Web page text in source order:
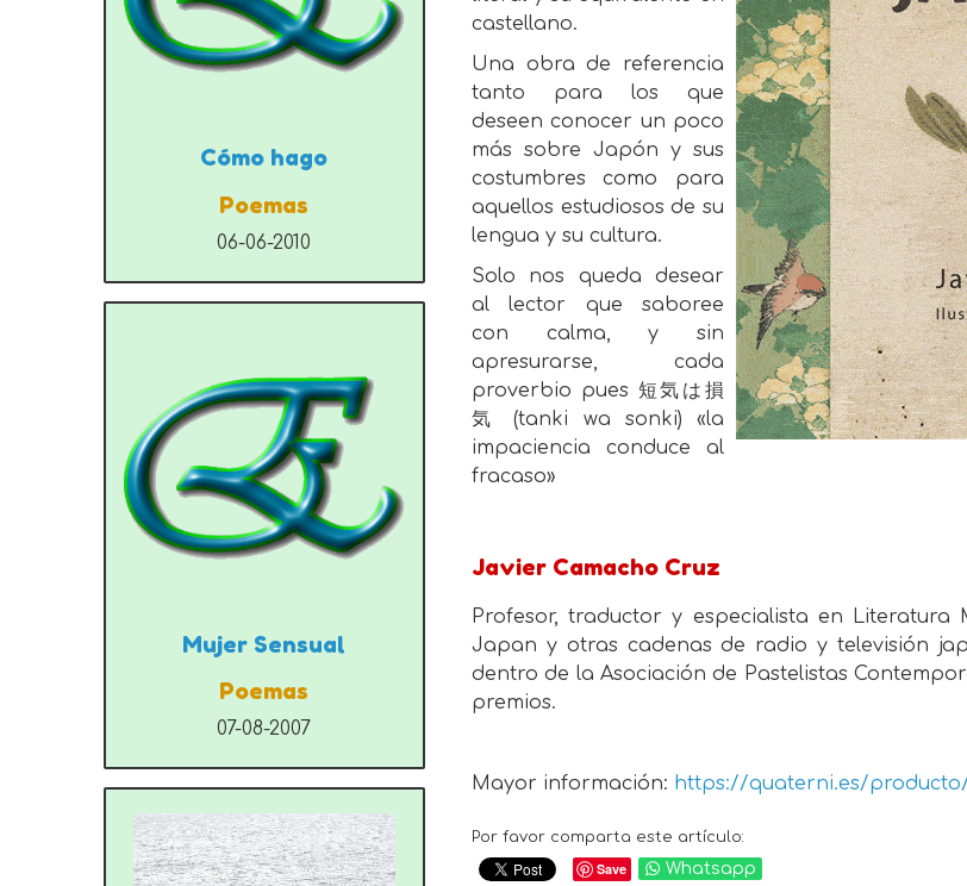
castellano.
Una obra de referencia
tanto para los que
deseen conocer un poco
más sobre Japón y sus
costumbres como para
aquellos estudiosos de su
lengua y su cultura.
Solo nos queda desear
al lector que saboree
con calma, y sin
apresurarse, cada
proverbio pues 短気は損
気 (tanki wa sonki) «la
impaciencia conduce al
fracaso»
Javier Camacho Cruz
Profesor, traductor y especialista en
Japan y otras cadenas de radio y televisión
dentro de la Asociación de Pastelistas
premios.
Mayor información: https://quaterni.es/
Por favor comparta este artículo:
Save Whatsapp
Cómo hago
Poemas
06-06-2010
Mujer Sensual
Poemas
07-08-2007